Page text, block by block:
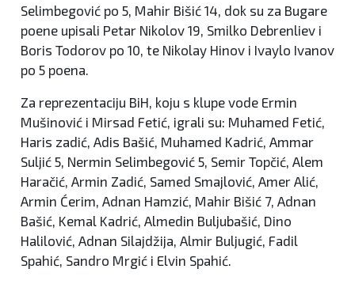
Selimbegović po 5, Mahir Bišić 14, dok su za Bugare
poene upisali Petar Nikolov 19, Smilko Debrenliev i
Boris Todorov po 10, te Nikolay Hinov i Ivaylo Ivanov
po 5 poena.
Za reprezentaciju BiH, koju s klupe vode Ermin
Mušinović i Mirsad Fetić, igrali su: Muhamed Fetić,
Haris zadić, Adis Bašić, Muhamed Kadrić, Ammar
Suljić 5, Nermin Selimbegović 5, Semir Topčić, Alem
Haračić, Armin Zadić, Samed Smajlović, Amer Alić,
Armin Ćerim, Adnan Hamzić, Mahir Bišić 7, Adnan
Bašić, Kemal Kadrić, Almedin Buljubašić, Dino
Halilović, Adnan Silajdžija, Almir Buljugić, Fadil
Spahić, Sandro Mrgić i Elvin Spahić.